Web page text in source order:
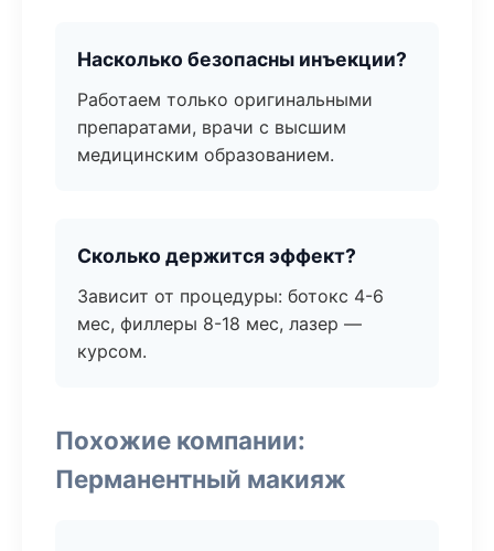
Насколько безопасны инъекции?
Работаем только оригинальными
препаратами, врачи с высшим
медицинским образованием.
Сколько держится эффект?
Зависит от процедуры: ботокс 4-6
мес, филлеры 8-18 мес, лазер —
курсом.
Похожие компании:
Перманентный макияж